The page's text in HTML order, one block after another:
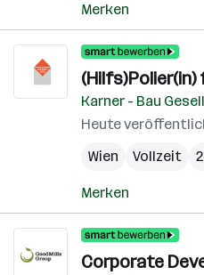
Merken
Karner - Bau
Heute
Wien
Vollzeit
Merken
Corporate